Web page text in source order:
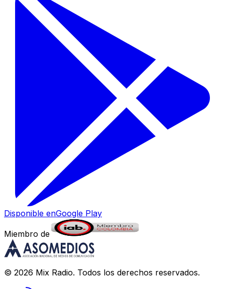
Disponible enGoogle Play
Miembro de
© 2026 Mix Radio. Todos los derechos reservados.